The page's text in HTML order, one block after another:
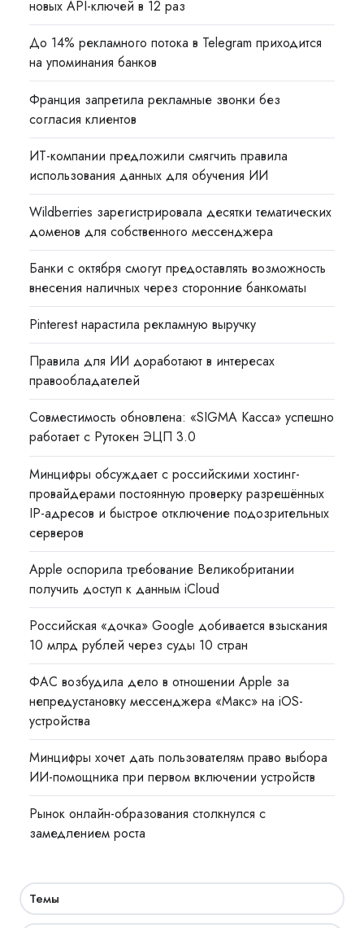
новых API-ключей в 12 раз
До 14% рекламного потока в Telegram приходится
на упоминания банков
Франция запретила рекламные звонки без
согласия клиентов
ИТ-компании предложили смягчить правила
использования данных для обучения ИИ
Wildberries зарегистрировала десятки тематических
доменов для собственного мессенджера
Банки с октября смогут предоставлять возможность
внесения наличных через сторонние банкоматы
Pinterest нарастила рекламную выручку
Правила для ИИ доработают в интересах
правообладателей
Совместимость обновлена: «SIGMA Касса» успешно
работает с Рутокен ЭЦП 3.0
Минцифры обсуждает с российскими хостинг-
провайдерами постоянную проверку разрешённых
IP-адресов и быстрое отключение подозрительных
серверов
Apple оспорила требование Великобритании
получить доступ к данным iCloud
Российская «дочка» Google добивается взыскания
10 млрд рублей через суды 10 стран
ФАС возбудила дело в отношении Apple за
непредустановку мессенджера «Макс» на iOS-
устройства
Минцифры хочет дать пользователям право выбора
ИИ-помощника при первом включении устройств
Рынок онлайн-образования столкнулся с
замедлением роста
Темы